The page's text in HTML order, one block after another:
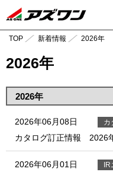
TOP 新着情報 2026年
2026年
2026年06月08日 カ
カタログ訂正情報 2026
2026年06月01日